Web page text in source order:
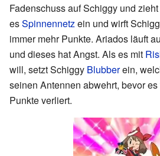
Fadenschuss auf Schiggy und
esSpinnennetz ein und wirft
immer mehr Punkte. Ariados läuft
und dieses hat Angst. Als es mit
will, setzt Schiggy Blubberein,
seinen Antennen abwehrt, bevor
Punkte verliert.